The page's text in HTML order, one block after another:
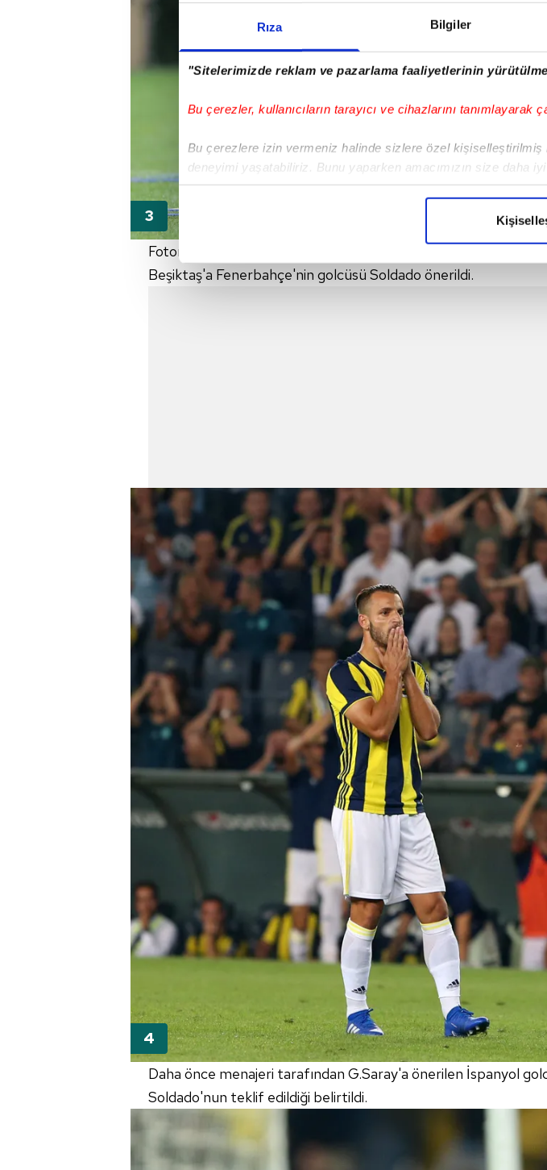
Rıza Bilgiler
"Sitelerimizde reklam ve pazarlama faaliyetlerinin
Bu çerezler, kullanıcıların tarayıcı ve cihazlarını tanımlayarak
Bu çerezlere izin vermeniz halinde sizlere özel
deneyimi yaşatabiliriz. Bunu yaparken amacımızın size daha
içerikleri sunabilmek adına elimizden gelen çabayı
Her halükârda, kullanıcılar, bu çerezlere izin vermedikleri
Sizlere daha iyi bir hizmet sunabilmek için İnternet Sitemizde
Fotomaç'ın haberine göre santrfor alarak bu bölgedeki açığı
Beşiktaş'a Fenerbahçe'nin golcüsü Soldado önerildi.
Daha önce menajeri tarafından G.Saray'a önerilen İspanyol
Soldado'nun teklif edildiği belirtildi.